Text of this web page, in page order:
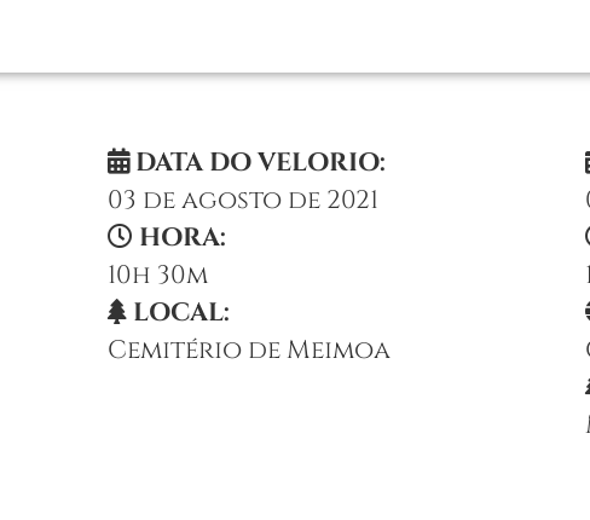
DATA DO VELORIO:
03 de agosto de 2021
HORA:
10h 30m
LOCAL:
Cemitério de Meimoa